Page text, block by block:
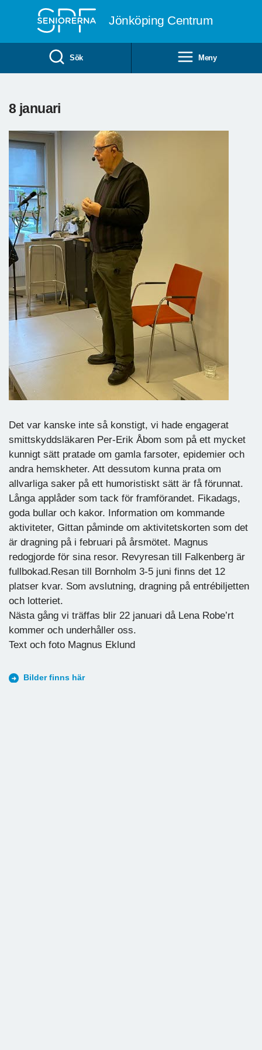
Jönköping Centrum
Sök Meny
8 januari
Det var kanske inte så konstigt, vi hade engagerat
smittskyddsläkaren Per-Erik Åbom som på ett mycket
kunnigt sätt pratade om gamla farsoter, epidemier och
andra hemskheter. Att dessutom kunna prata om
allvarliga saker på ett humoristiskt sätt är få förunnat.
Långa applåder som tack för framförandet. Fikadags,
goda bullar och kakor. Information om kommande
aktiviteter, Gittan påminde om aktivitetskorten som det
är dragning på i februari på årsmötet. Magnus
redogjorde för sina resor. Revyresan till Falkenberg är
fullbokad.Resan till Bornholm 3-5 juni finns det 12
platser kvar. Som avslutning, dragning på entrébiljetten
och lotteriet.
Nästa gång vi träffas blir 22 januari då Lena Robe’rt
kommer och underhåller oss.
Text och foto Magnus Eklund
Bilder finns här